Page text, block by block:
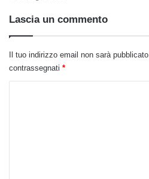
Lascia un commento
Il tuo indirizzo email non sarà pubblicato.
contrassegnati *